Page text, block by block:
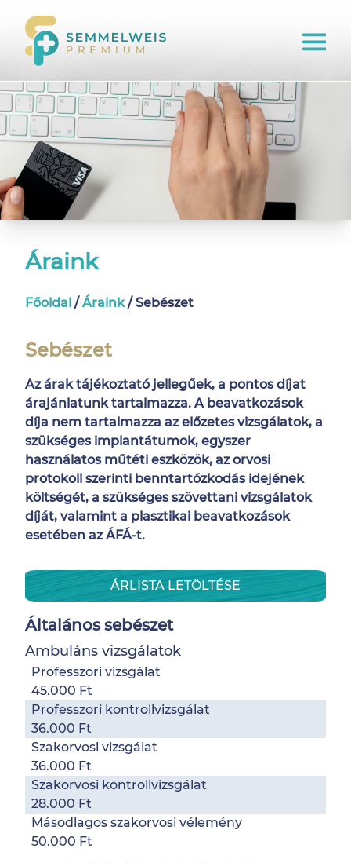
Áraink
Főoldal / Áraink /Sebészet
Sebészet
Az árak tájékoztató jellegűek, a pontos díjat
árajánlatunk tartalmazza. A beavatkozások
díja nem tartalmazza az előzetes vizsgálatok, a
szükséges implantátumok, egyszer
használatos műtéti eszközök, az orvosi
protokoll szerinti benntartózkodás idejének
költségét, a szükséges szövettani vizsgálatok
díját, valamint a plasztikai beavatkozások
esetében az ÁFÁ-t.
ÁRLISTA LETÖLTÉSE
Általános sebészet
Ambuláns vizsgálatok
Professzori vizsgálat
45.000 Ft
Professzori kontrollvizsgálat
36.000 Ft
Szakorvosi vizsgálat
36.000 Ft
Szakorvosi kontrollvizsgálat
28.000 Ft
Másodlagos szakorvosi vélemény
50.000 Ft